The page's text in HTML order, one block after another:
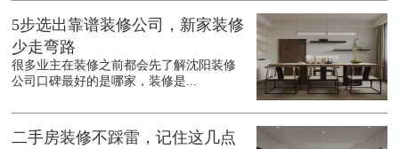
5步选出靠谱装修公司，新家装修
少走弯路
很多业主在装修之前都会先了解沈阳装修
公司口碑最好的是哪家，装修是...
二手房装修不踩雷，记住这几点